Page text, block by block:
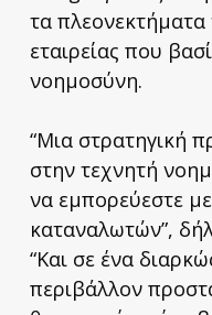
τα πλεονεκτήματα
εταιρείας που
νοημοσύνη.
“Μια στρατηγική
στην τεχνητή
να εμπορεύεστε
καταναλωτών”,
“Και σε ένα
περιβάλλον